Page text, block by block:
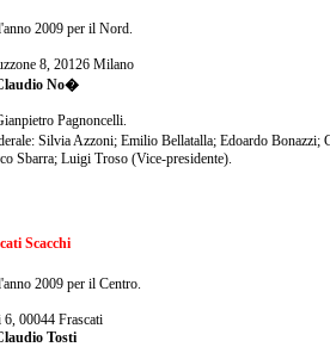
2009 per il Nord.
8, 20126 Milano
No�
Pagnoncelli.
Silvia Azzoni; Emilio Bellatalla; Edoardo
Sbarra; Luigi Troso (Vice-presidente).
Scacchi
2009 per il Centro.
00044 Frascati
Tosti